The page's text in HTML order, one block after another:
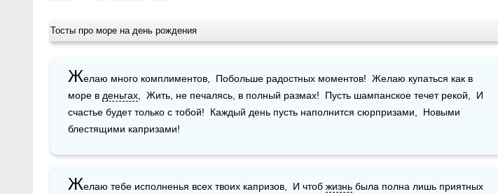
Тосты про море на день рождения
Желаю много комплиментов,  Побольше радостных моментов!  Желаю купаться как в
море в деньгах ,  Жить, не печалясь, в полный размах!  Пусть шампанское течет рекой,  И
счастье будет только с тобой!  Каждый день пусть наполнится сюрпризами,  Новыми
блестящими капризами!
Желаю тебе исполненья всех твоих капризов,  И чтоб жизнь была полна лишь приятных